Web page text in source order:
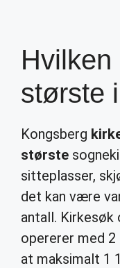
Hvilken
største
Kongsberg
største
sitteplasser,
det kan være
antall.
opererer med 2
at maksimalt 1